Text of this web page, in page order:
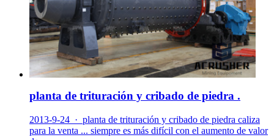
planta de trituración y cribado de piedra .
2013-9-24 · planta de trituración y cribado de piedra caliza
para la venta ... siempre es más difícil con el aumento de valor